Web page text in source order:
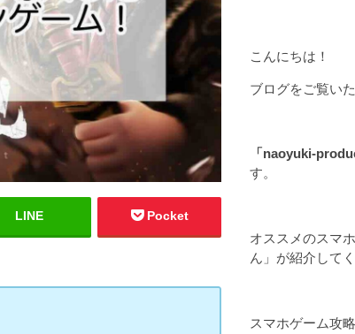
LINE Pocket
こんにちは！
ブログをご覧い
「naoyuki-
す。
オススメのスマ
ん」が紹介して
スマホゲーム攻